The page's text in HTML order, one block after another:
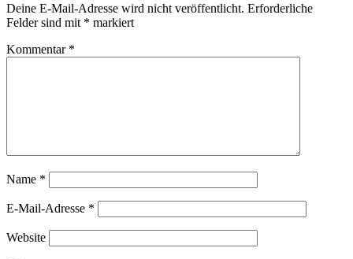
Deine E-Mail-Adresse wird nicht veröffentlicht. Erforderliche
Felder sind mit * markiert
Kommentar *
Name *
E-Mail-Adresse *
Website